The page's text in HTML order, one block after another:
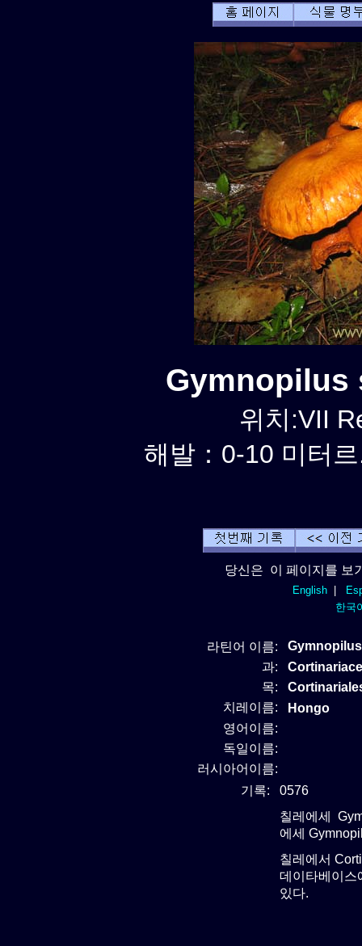
Gymnopilus
위치:VII
해발：0-10 미터
당신은 이 페이지를 보
English|
한국
라틴어 이름:
과:
목:
치레이름:
Hongo
영어이름:
독일이름:
러시아어이름:
기록:
0576
칠레에세
에세
칠레에서
데이타베이스
있다.